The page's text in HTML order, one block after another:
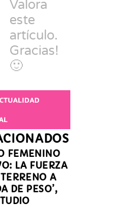
Valora
este
artículo.
Gracias!
🙂
FEMENINO
LA FUERZA
A
DE PESO’,